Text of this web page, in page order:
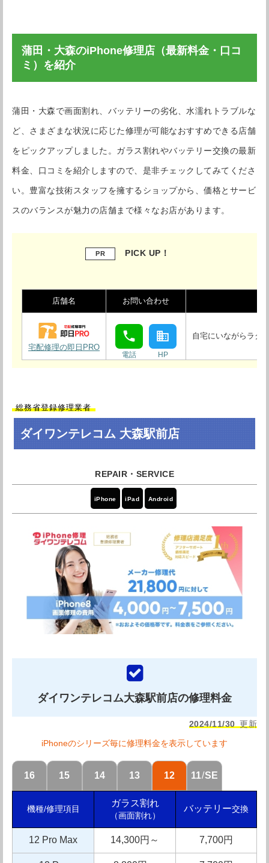
蒲田・大森のiPhone修理店（最新料金・口コ
ミ）を紹介
蒲田・大森で画面割れ、バッテリーの劣化、水濡れトラブルな
ど、さまざまな状況に応じた修理が可能なおすすめできる店舗
をピックアップしました。ガラス割れやバッテリー交換の最新
料金、口コミを紹介しますので、是非チェックしてみてくださ
い。豊富な技術スタッフを擁するショップから、価格とサービ
スのバランスが魅力の店舗まで様々なお店があります。
PR PICK UP！
店舗名 お問い合わせ
宅配修理の即日PRO
自宅にいながらラク
ダイワンテレコム 大森駅前店
総務省登録修理業者
iPhone iPad Android
ダイワンテレコム大森駅前店の修理料金
iPhoneのシリーズ毎に修理料金を表示しています
16 15 14 13 12 11/SE
機種/修理項目
ガラス割れ
（画面割れ）
バッテリー交換
12 Pro Max 14,300円～ 7,700円
2024/11/30更新